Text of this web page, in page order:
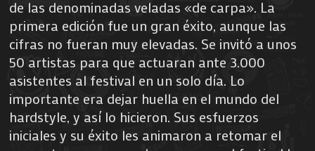
de las denominadas veladas «de carpa». La
primera edición fue un gran éxito, aunque las
cifras no fueran muy elevadas. Se invitó a unos
50 artistas para que actuaran ante 3.000
asistentes al festival en un solo día. Lo
importante era dejar huella en el mundo del
hardstyle, y así lo hicieron. Sus esfuerzos
iniciales y su éxito les animaron a retomar el